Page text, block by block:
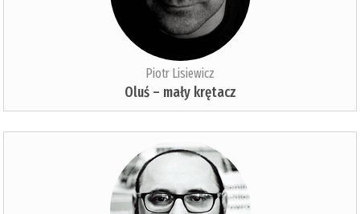
Piotr Lisiewicz
Oluś – mały krętacz